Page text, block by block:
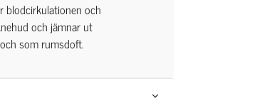
blodcirkulationen och
och jämnar ut
som rumsdoft.